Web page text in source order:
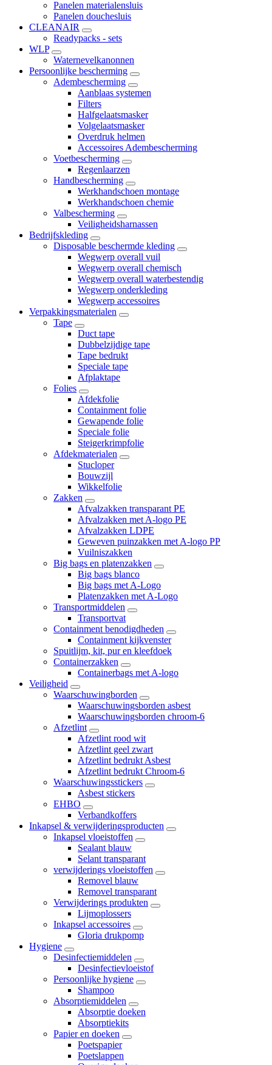
Panelen materialensluis
Panelen douchesluis
CLEANAIR
Readypacks - sets
WLP
Waternevelkanonnen
Persoonlijke bescherming
Adembescherming
Aanblaas systemen
Filters
Halfgelaatsmasker
Volgelaatsmasker
Overdruk helmen
Accessoires Adembescherming
Voetbescherming
Regenlaarzen
Handbescherming
Werkhandschoen montage
Werkhandschoen chemie
Valbescherming
Veiligheidsharnassen
Bedrijfskleding
Disposable beschermde kleding
Wegwerp overall vuil
Wegwerp overall chemisch
Wegwerp overall waterbestendig
Wegwerp onderkleding
Wegwerp accessoires
Verpakkingsmaterialen
Tape
Duct tape
Dubbelzijdige tape
Tape bedrukt
Speciale tape
Afplaktape
Folies
Afdekfolie
Containment folie
Gewapende folie
Speciale folie
Steigerkrimpfolie
Afdekmaterialen
Stucloper
Bouwzijl
Wikkelfolie
Zakken
Afvalzakken transparant PE
Afvalzakken met A-logo PE
Afvalzakken LDPE
Geweven puinzakken met A-logo PP
Vuilniszakken
Big bags en platenzakken
Big bags blanco
Big bags met A-Logo
Platenzakken met A-Logo
Transportmiddelen
Transportvat
Containment benodigdheden
Containment kijkvenster
Spuitlijm, kit, pur en kleefdoek
Containerzakken
Containerbags met A-logo
Veiligheid
Waarschuwingborden
Waarschuwingsborden asbest
Waarschuwingsborden chroom-6
Afzetlint
Afzetlint rood wit
Afzetlint geel zwart
Afzetlint bedrukt Asbest
Afzetlint bedrukt Chroom-6
Waarschuwingsstickers
Asbest stickers
EHBO
Verbandkoffers
Inkapsel & verwijderingsproducten
Inkapsel vloeistoffen
Sealant blauw
Selant transparant
verwijderings vloeistoffen
Removel blauw
Removel transparant
Verwijderings produkten
Lijmoplossers
Inkapsel accessoires
Gloria drukpomp
Hygiene
Desinfectiemiddelen
Desinfectievloeistof
Persoonlijke hygiene
Shampoo
Absorptiemiddelen
Absorptie doeken
Absorptiekits
Papier en doeken
Poetspapier
Poetslappen